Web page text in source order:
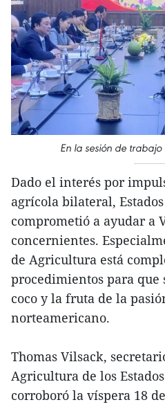
En la sesión de
Dado el interés por
agrícola bilateral,
comprometió a ayudar a
concernientes.
de Agricultura está
procedimientos para que
coco y la fruta de la
norteamericano.
Thomas Vilsack,
Agricultura de los
corroboró la víspera 18